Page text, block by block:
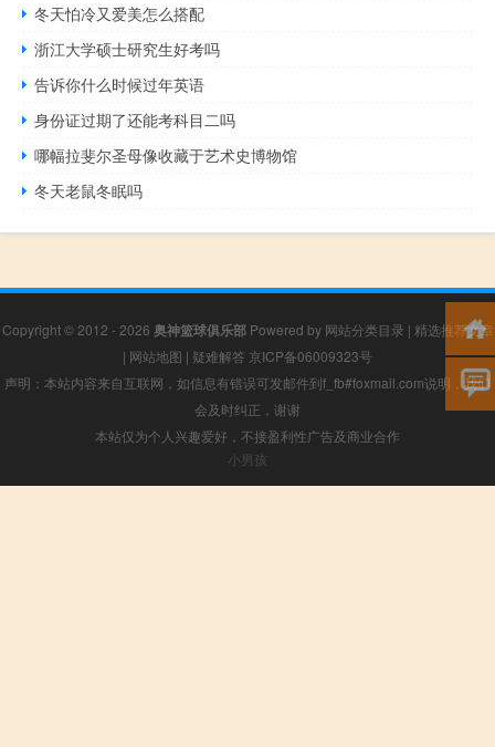
冬天怕冷又爱美怎么搭配
浙江大学硕士研究生好考吗
告诉你什么时候过年英语
身份证过期了还能考科目二吗
哪幅拉斐尔圣母像收藏于艺术史博物馆
冬天老鼠冬眠吗
Copyright © 2012 - 2026 奥神篮球俱乐部Powered by 网站分类目录 | 精选推荐文章
| 网站地图 | 疑难解答 京ICP备06009323号
声明：本站内容来自互联网，如信息有错误可发邮件到f_fb#foxmail.com说明，我们
会及时纠正，谢谢
本站仅为个人兴趣爱好，不接盈利性广告及商业合作
小男孩